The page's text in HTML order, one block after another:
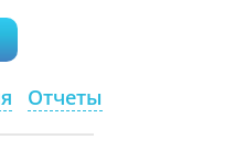
Отчеты